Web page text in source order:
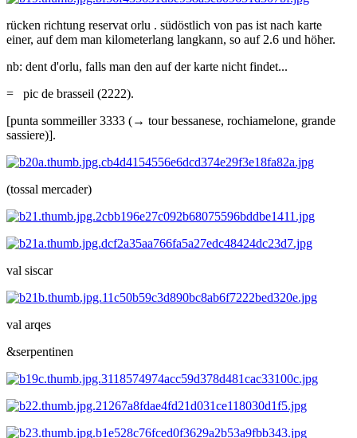
rücken richtung reservat orlu . südöstlich von pas ist nach karte
einer, auf dem man kilometerlang langkann, so auf 2.6 und höher.
nb: dent d'orlu, falls man den auf der karte nicht findet...
= pic de brasseil (2222).
[punta sommeiller 3333 (→ tour bessanese, rochiamelone, grande
sassiere)].
(tossal mercader)
val siscar
val arqes
&serpentinen